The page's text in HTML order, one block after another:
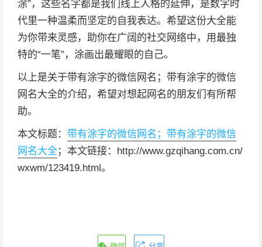
涂”，这些名字都是我们线上人格的延伸，是数字时
代里一种温柔而坚定的自我表达。希望这份大全能
为你带来灵感，助你在广阔的社交网络中，用最独
特的“一笔”，涂画出最耀眼的自己。
以上是关于带有涂字的微信网名；带有涂字的微信
网名大全的介绍，希望对想起网名的朋友们有所帮
助。
本文标题： 带有涂字的微信网名；带有涂字的微信
网名大全；本文链接：http://www.gzqihang.com.cn/
wxwm/123419.html。